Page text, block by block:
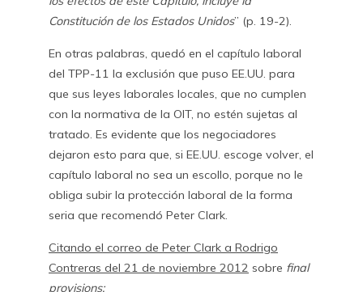
Constitución de los Estados Unidos” (p. 19-2).
En otras palabras, quedó en el capítulo laboral
del TPP-11 la exclusión que puso EE.UU. para
que sus leyes laborales locales, que no cumplen
con la normativa de la OIT, no estén sujetas al
tratado. Es evidente que los negociadores
dejaron esto para que, si EE.UU. escoge volver, el
capítulo laboral no sea un escollo, porque no le
obliga subir la protección laboral de la forma
seria que recomendó Peter Clark.
Citando el correo de Peter Clark a Rodrigo
Contreras del 21 de noviembre 2012 sobre final
provisions: